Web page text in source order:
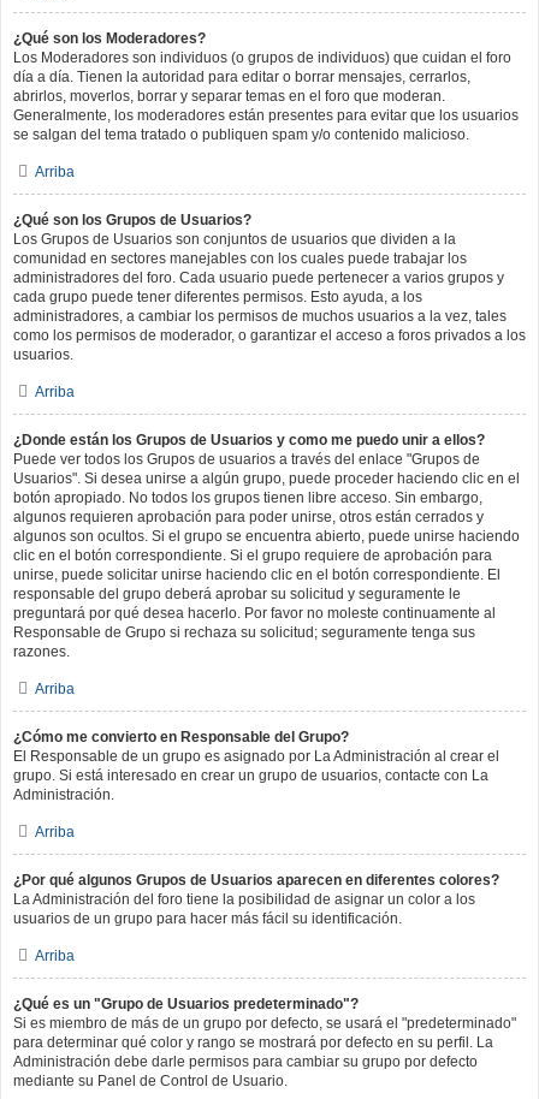
¿Qué son los Moderadores?
Los Moderadores son individuos (o grupos de individuos) que cuidan el foro
día a día. Tienen la autoridad para editar o borrar mensajes, cerrarlos,
abrirlos, moverlos, borrar y separar temas en el foro que moderan.
Generalmente, los moderadores están presentes para evitar que los usuarios
se salgan del tema tratado o publiquen spam y/o contenido malicioso.
Arriba
¿Qué son los Grupos de Usuarios?
Los Grupos de Usuarios son conjuntos de usuarios que dividen a la
comunidad en sectores manejables con los cuales puede trabajar los
administradores del foro. Cada usuario puede pertenecer a varios grupos y
cada grupo puede tener diferentes permisos. Esto ayuda, a los
administradores, a cambiar los permisos de muchos usuarios a la vez, tales
como los permisos de moderador, o garantizar el acceso a foros privados a los
usuarios.
Arriba
¿Donde están los Grupos de Usuarios y como me puedo unir a ellos?
Puede ver todos los Grupos de usuarios a través del enlace "Grupos de
Usuarios". Si desea unirse a algún grupo, puede proceder haciendo clic en el
botón apropiado. No todos los grupos tienen libre acceso. Sin embargo,
algunos requieren aprobación para poder unirse, otros están cerrados y
algunos son ocultos. Si el grupo se encuentra abierto, puede unirse haciendo
clic en el botón correspondiente. Si el grupo requiere de aprobación para
unirse, puede solicitar unirse haciendo clic en el botón correspondiente. El
responsable del grupo deberá aprobar su solicitud y seguramente le
preguntará por qué desea hacerlo. Por favor no moleste continuamente al
Responsable de Grupo si rechaza su solicitud; seguramente tenga sus
razones.
Arriba
¿Cómo me convierto en Responsable del Grupo?
El Responsable de un grupo es asignado por La Administración al crear el
grupo. Si está interesado en crear un grupo de usuarios, contacte con La
Administración.
Arriba
¿Por qué algunos Grupos de Usuarios aparecen en diferentes colores?
La Administración del foro tiene la posibilidad de asignar un color a los
usuarios de un grupo para hacer más fácil su identificación.
Arriba
¿Qué es un "Grupo de Usuarios predeterminado"?
Si es miembro de más de un grupo por defecto, se usará el "predeterminado"
para determinar qué color y rango se mostrará por defecto en su perfil. La
Administración debe darle permisos para cambiar su grupo por defecto
mediante su Panel de Control de Usuario.